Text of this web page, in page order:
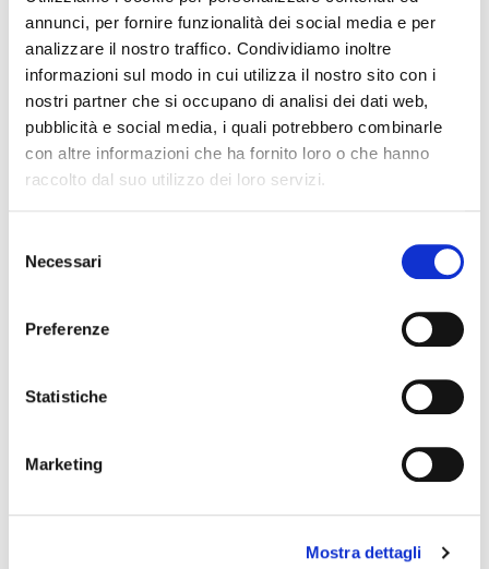
annunci, per fornire funzionalità dei social media e per
analizzare il nostro traffico. Condividiamo inoltre
informazioni sul modo in cui utilizza il nostro sito con i
nostri partner che si occupano di analisi dei dati web,
pubblicità e social media, i quali potrebbero combinarle
con altre informazioni che ha fornito loro o che hanno
raccolto dal suo utilizzo dei loro servizi.
delNecessari
Preferenze
Statistiche
Marketing
Mostra dettagli
Grado di protezione
Finitura
Ottica Optional
Finitura Optional
IP20(R) IP44(F)
Bianco
15°(N) 24°(S) / 36°(M)
Oro (G) Silver (S)
Sui LED 4 x 12W - Nero
Cod. d'ordine
Watt (W)
CCT (K)
2700
48